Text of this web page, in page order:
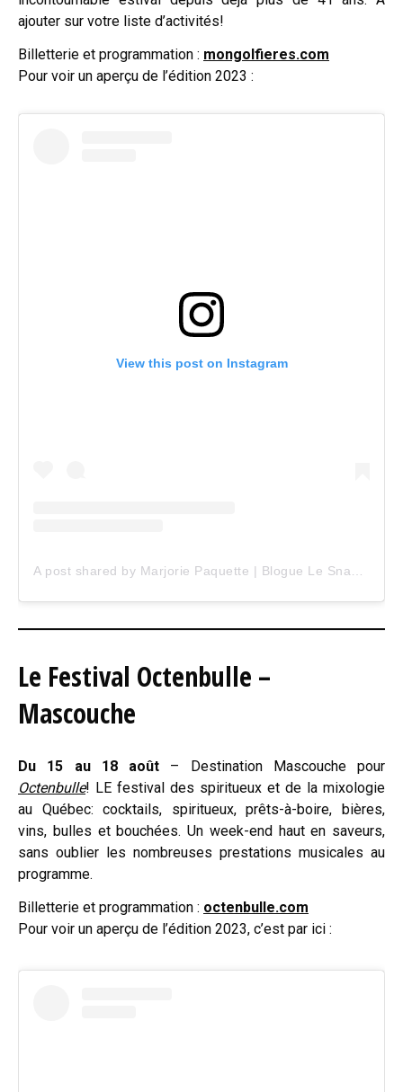
ajouter sur votre liste d’activités!
Billetterie et programmation : mongolfieres.com
Pour voir un aperçu de l’édition 2023 :
View this post on Instagram
Le Festival Octenbulle –
Mascouche
Du 15 au 18 août – Destination Mascouche pour
Octenbulle! LE festival des spiritueux et de la mixologie
au Québec: cocktails, spiritueux, prêts-à-boire, bières,
vins, bulles et bouchées. Un week-end haut en saveurs,
sans oublier les nombreuses prestations musicales au
programme.
Billetterie et programmation : octenbulle.com
Pour voir un aperçu de l’édition 2023, c’est par ici :